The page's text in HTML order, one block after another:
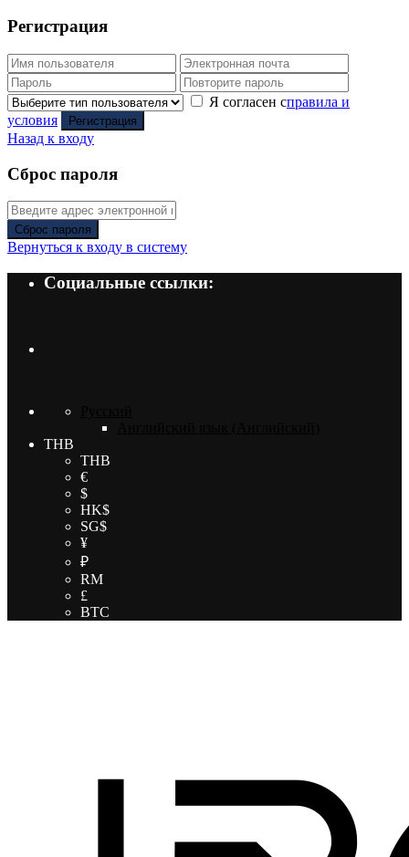
Регистрация
Я согласен справила и
условия
Регистрация
Назад к входу
Сброс пароля
Сброс пароля
Вернуться к входу в систему
Социальные ссылки:
THB
THB
€
$
HK$
SG$
¥
₽
RM
£
BTC